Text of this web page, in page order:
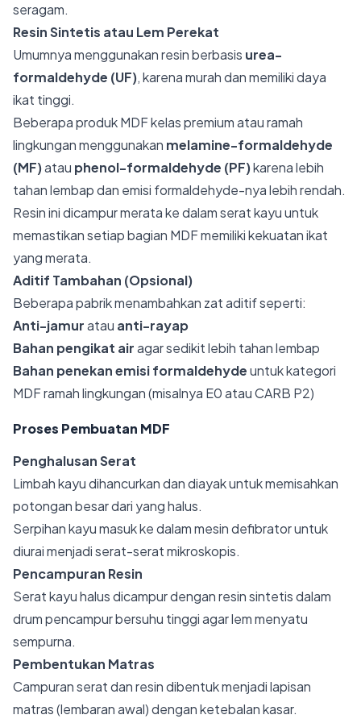
seragam.
Resin Sintetis atau Lem Perekat
Umumnya menggunakan resin berbasis urea-
formaldehyde (UF), karena murah dan memiliki daya
ikat tinggi.
Beberapa produk MDF kelas premium atau ramah
lingkungan menggunakan melamine-formaldehyde
(MF)atau phenol-formaldehyde (PF)karena lebih
tahan lembap dan emisi formaldehyde-nya lebih rendah.
Resin ini dicampur merata ke dalam serat kayu untuk
memastikan setiap bagian MDF memiliki kekuatan ikat
yang merata.
Aditif Tambahan (Opsional)
Beberapa pabrik menambahkan zat aditif seperti:
Anti-jamuratau anti-rayap
Bahan pengikat airagar sedikit lebih tahan lembap
Bahan penekan emisi formaldehydeuntuk kategori
MDF ramah lingkungan (misalnya E0 atau CARB P2)
Proses Pembuatan MDF
Penghalusan Serat
Limbah kayu dihancurkan dan diayak untuk memisahkan
potongan besar dari yang halus.
Serpihan kayu masuk ke dalam mesin defibrator untuk
diurai menjadi serat-serat mikroskopis.
Pencampuran Resin
Serat kayu halus dicampur dengan resin sintetis dalam
drum pencampur bersuhu tinggi agar lem menyatu
sempurna.
Pembentukan Matras
Campuran serat dan resin dibentuk menjadi lapisan
matras (lembaran awal) dengan ketebalan kasar.